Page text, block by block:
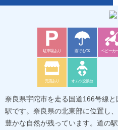
駐車場あり 雨でもOK ベビーカ
売店あり オムツ交換台
奈良県宇陀市を走る国道166号線
駅です。奈良県の北東部に位置し
豊かな自然が残っています。道の